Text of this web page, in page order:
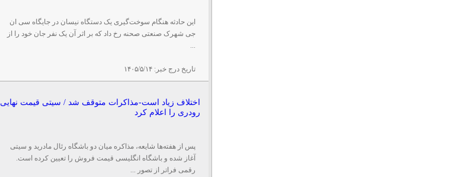
این حادثه هنگام سوخت‌گیری یک دستگاه نیسان در جایگاه سی ان
جی شهرک صنعتی صحنه رخ داد که بر اثر آن یک نفر جان خود را از
...
تاریخ درج خبر:۱۴۰۵/۵/۱۴
اختلاف زیاد است-مذاکرات متوقف شد / سیتی قیمت نهایی
رودری را اعلام کرد
پس از هفته‌ها شایعه، مذاکره میان دو باشگاه رئال مادرید و سیتی
آغاز شده و باشگاه انگلیسی قیمت فروش را تعیین کرده است.
رقمی فراتر از تصور ...